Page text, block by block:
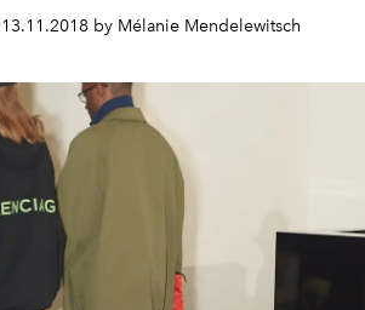
13.11.2018 by Mélanie Mendelewitsch